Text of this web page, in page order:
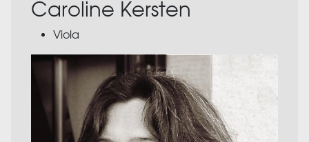
Caroline Kersten
Viola